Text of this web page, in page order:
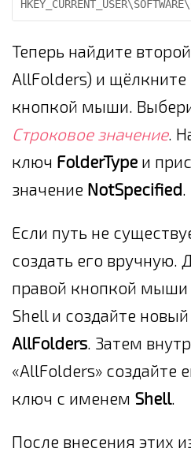
Теперь найдите
AllFolders) и
кнопкой мыши.
Строковое значение.
ключ FolderType и
значение NotSpecified.
Если путь не
создать его вручную.
правой кнопкой
Shell и создайте
AllFolders. Затем
«AllFolders» создайте
ключ с именем Shell.
После внесения этих